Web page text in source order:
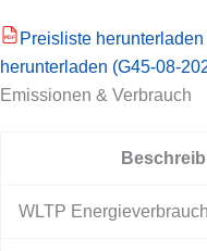
PDF Preisliste
herunterladen (G45-08-
Emissionen & Verbrauch
WLTP